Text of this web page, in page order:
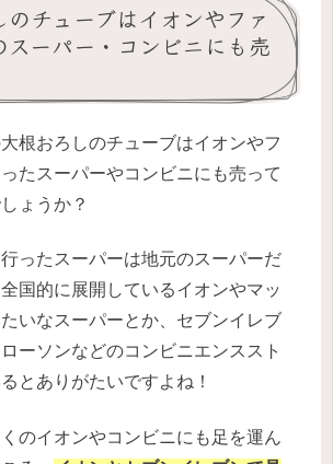
のチューブはイオンやファ
スーパー・コンビニにも売
根おろしのチューブはイオンやフ
たスーパーやコンビニにも売って
ょうか？
ったスーパーは地元のスーパーだ
国的に展開しているイオンやマッ
いなスーパーとか、セブンイレブ
ーソンなどのコンビニエンススト
とありがたいですよね！
のイオンやコンビニにも足を運ん